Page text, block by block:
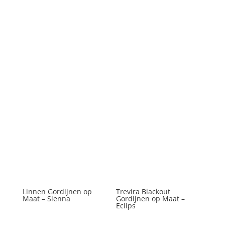
Linnen Gordijnen op
Maat – Sienna
Trevira Blackout
Gordijnen op Maat –
Eclips